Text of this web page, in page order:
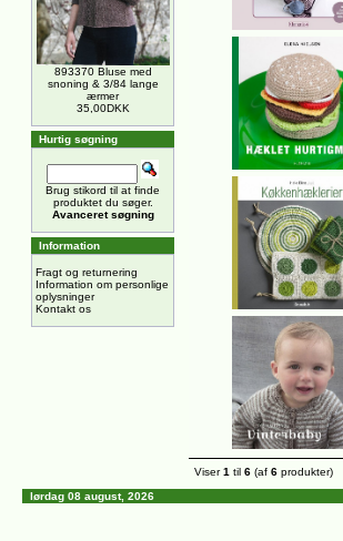
893370 Bluse med
snoning & 3/84 lange
ærmer
35,00DKK
Hurtig søgning
Brug stikord til at finde
produktet du søger.
Avanceret søgning
Information
Fragt og returnering
Information om personlige
oplysninger
Kontakt os
Viser1 til 6 (af 6 produkter)
lørdag 08 august, 2026